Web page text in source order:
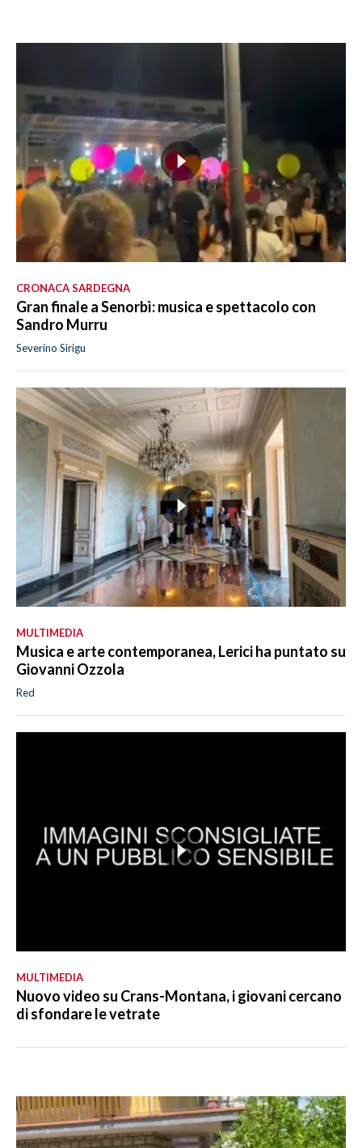
CRONACA SARDEGNA
Gran finale a Senorbì: musica e spettacolo con
Sandro Murru
Severino Sirigu
MULTIMEDIA
Musica e arte contemporanea, Lerici ha puntato su
Giovanni Ozzola
Red
MULTIMEDIA
Nuovo video su Crans-Montana, i giovani cercano
di sfondare le vetrate